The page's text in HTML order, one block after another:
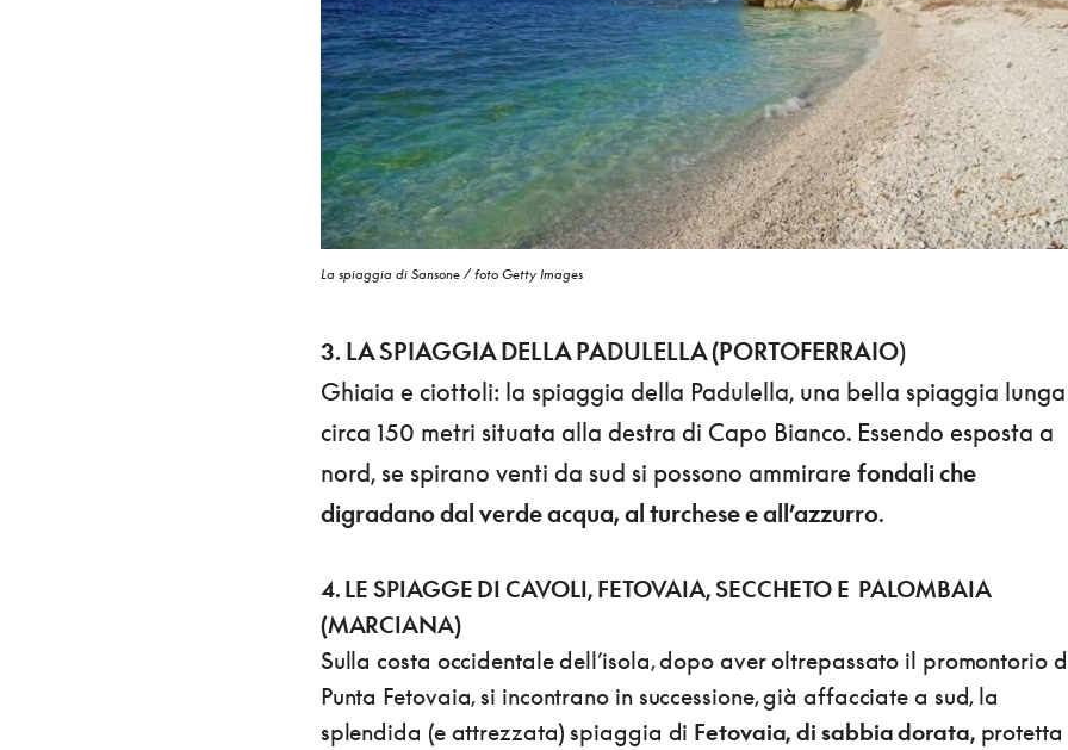
La spiaggia di Sansone / foto Getty Images
3. LA SPIAGGIA DELLA PADULELLA (PORTOFERRAIO)
Ghiaia e ciottoli: la spiaggia della Padulella, una bella spiaggia lunga
circa 150 metri situata alla destra di Capo Bianco. Essendo esposta a
nord, se spirano venti da sud si possono ammirare fondali che
digradano dal verde acqua, al turchese e all’azzurro.
4. LE SPIAGGE DI CAVOLI, FETOVAIA, SECCHETO E PALOMBAIA
(MARCIANA)
Sulla costa occidentale dell’isola, dopo aver oltrepassato il promontorio
Punta Fetovaia, si incontrano in successione, già affacciate a sud, la
splendida (e attrezzata) spiaggia di Fetovaia, di sabbia dorata, protetta